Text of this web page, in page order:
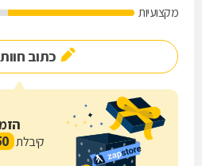
מקצועיות
כתוב
קיבלת